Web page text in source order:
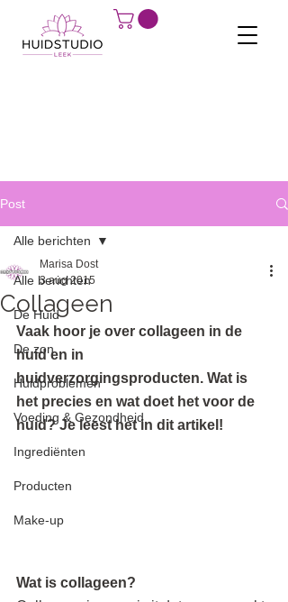
Post
Alle berichten
De Huid
De zon
Huidproblemen
Voeding & Gezondheid
Ingrediënten
Producten
Make-up
Alle berichten
Collageen
Marisa Dost
3 aug 2015
Vaak hoor je over collageen in de
huid en in
huidverzorgingsproducten. Wat is
het precies en wat doet het voor de
huid? Je leest het in dit artikel!
Wat is collageen?